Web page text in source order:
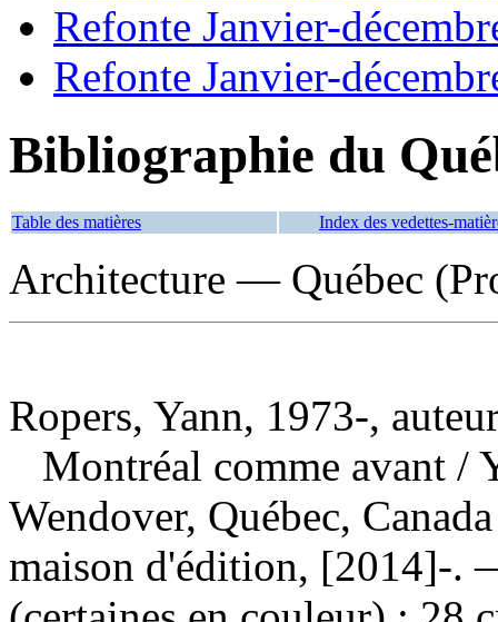
Refonte Janvier-
Refonte Janvier-
Bibliographie du
Table des matières Index des vedettes-
Architecture — Québec
Ropers, Yann, 1973-,
Montréal comme avant /
Wendover, Québec,
maison d'édition, [2014]-.